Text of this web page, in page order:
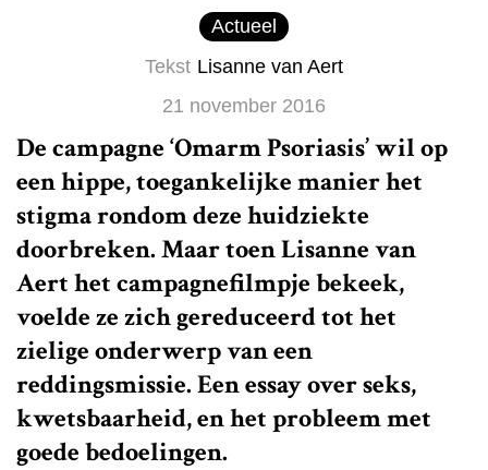
Actueel
Tekst Lisanne van Aert
21 november 2016
De campagne ‘Omarm Psoriasis’ wil op
een hippe, toegankelijke manier het
stigma rondom deze huidziekte
doorbreken. Maar toen Lisanne van
Aert het campagnefilmpje bekeek,
voelde ze zich gereduceerd tot het
zielige onderwerp van een
reddingsmissie. Een essay over seks,
kwetsbaarheid, en het probleem met
goede bedoelingen.